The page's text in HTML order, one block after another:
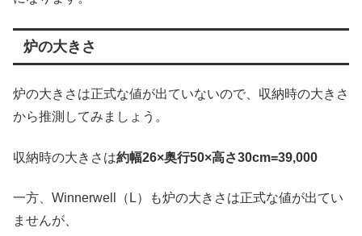
炉の大きさ
炉の大きさは正式な値が出ていないので、収納時の大きさ
から推測してみましょう。
収納時の大きさは約幅26×奥行50×高さ30cm=39,000
一方、Winnerwell（L）も炉の大きさは正式な値が出てい
ませんが、